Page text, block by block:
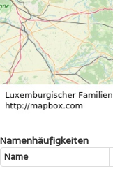
Namenhäufigkeiten
Name